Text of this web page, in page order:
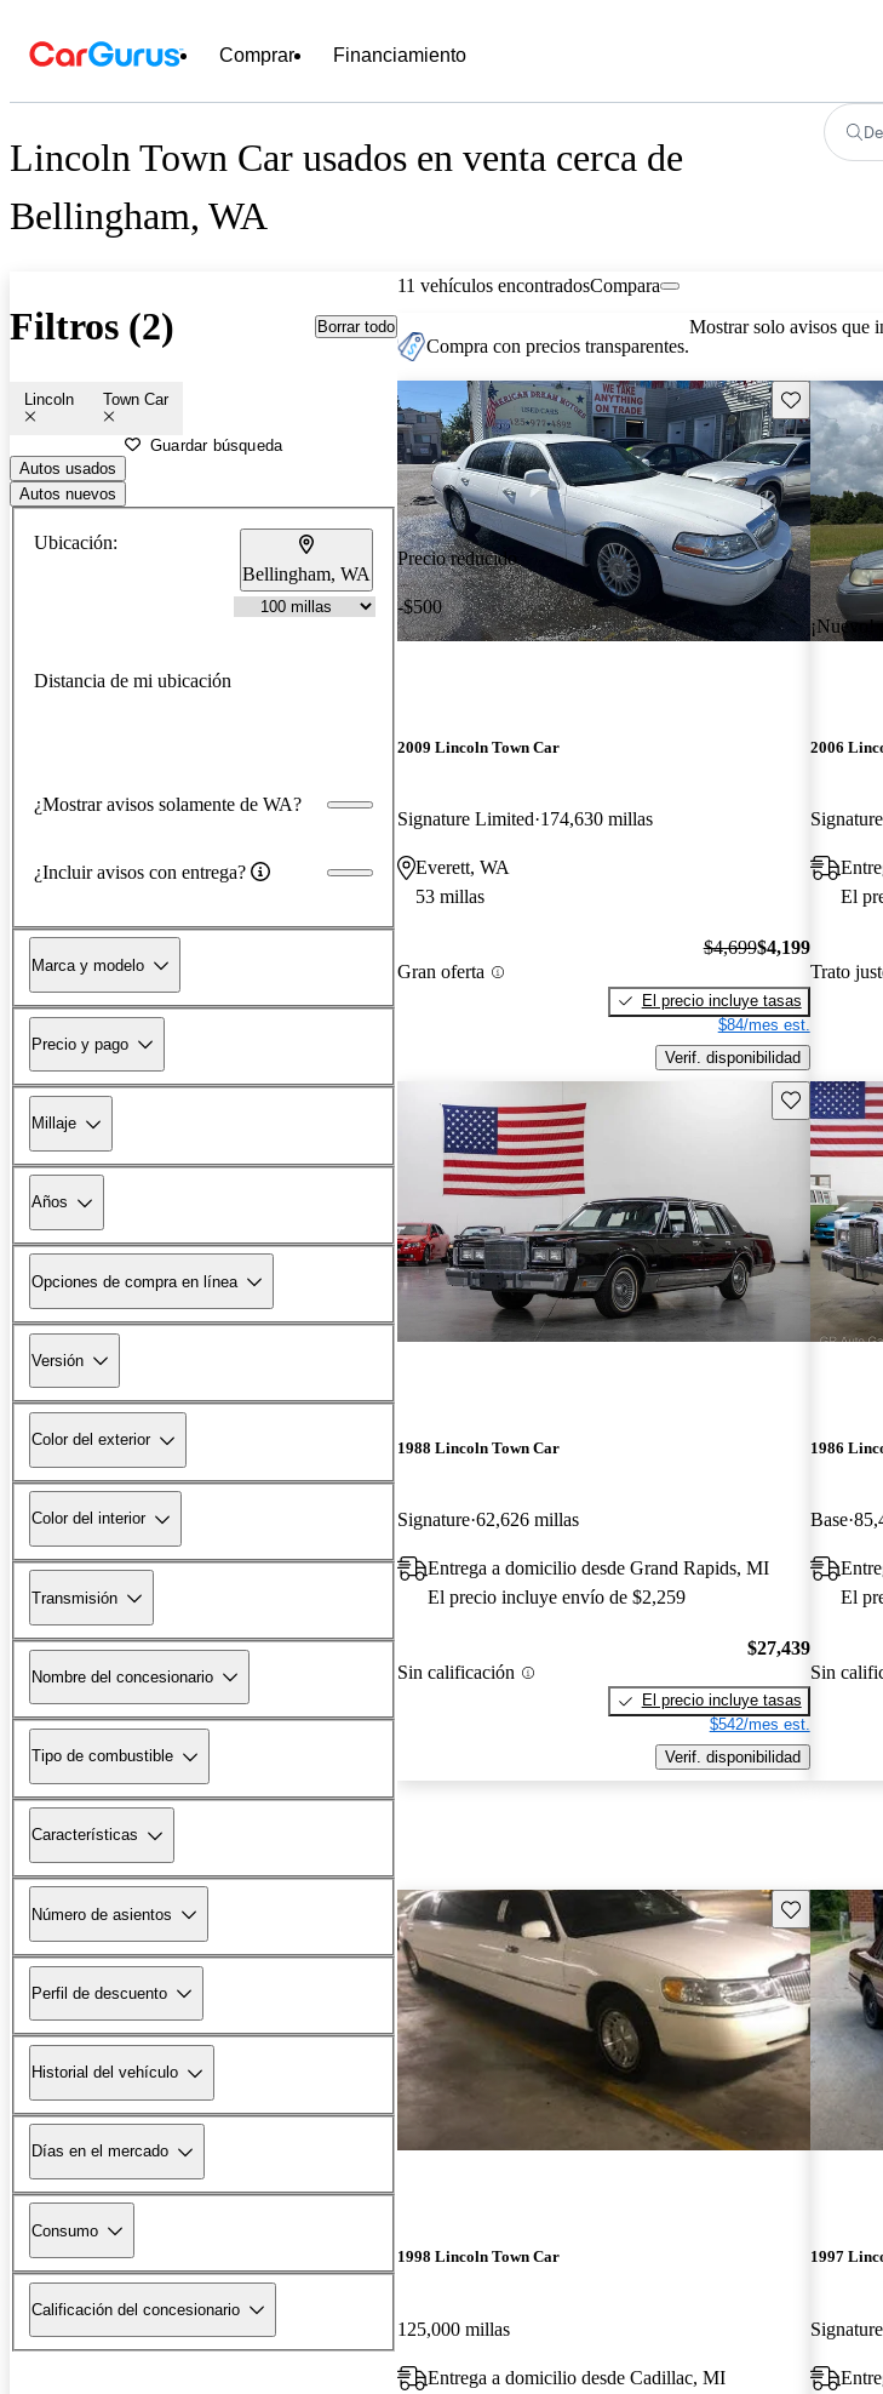
Comprar Financiamiento
Lincoln Town Car usados en venta cerca de
Bellingham, WA
Filtros (2) Borrar todo
Lincoln Town Car
Guardar búsqueda
Autos usados
Autos nuevos
Ubicación:
Bellingham, WA
Distancia de mi ubicación
¿Mostrar avisos solamente de WA?
¿Incluir avisos con entrega?
Marca y modelo
Precio y pago
Millaje
Años
Opciones de compra en línea
Versión
Color del exterior
Color del interior
Transmisión
Nombre del concesionario
Tipo de combustible
Características
Número de asientos
Perfil de descuento
Historial del vehículo
Días en el mercado
Consumo
Calificación del concesionario
11 vehículos encontradosCompara
Compra con precios transparentes.
Mostrar solo avisos que
Precio reducido
-$500
Guarda este
2009 Lincoln Town Car
Signature Limited 174,630 millas
Everett, WA
53 millas
Gran oferta
$4,699$4,199
El precio incluye tasas
$84/mes est.
Verif. disponibilidad
¡Nuevo!
2006
El
Trato
Guarda este
1988 Lincoln Town Car
Signature 62,626 millas
Entrega a domicilio desde Grand Rapids, MI
El precio incluye envío de $2,259
Sin calificación
$27,439
El precio incluye tasas
$542/mes est.
Verif. disponibilidad
1986
Base
El
Sin
Guarda este
1998 Lincoln Town Car
125,000 millas
Entrega a domicilio desde Cadillac, MI
1997
Signature